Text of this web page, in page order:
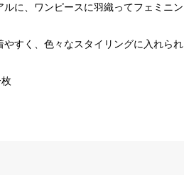
に、ワンピースに羽織ってフェミニン
やすく、色々なスタイリングに入れられ